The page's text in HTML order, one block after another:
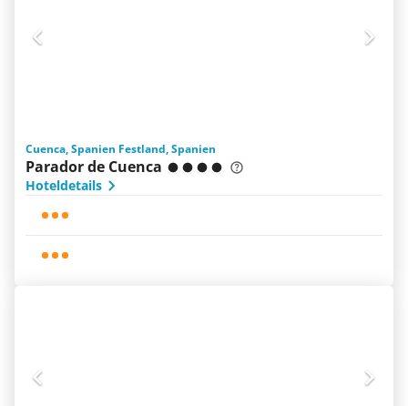
Cuenca, Spanien Festland, Spanien
Parador de Cuenca
Hoteldetails